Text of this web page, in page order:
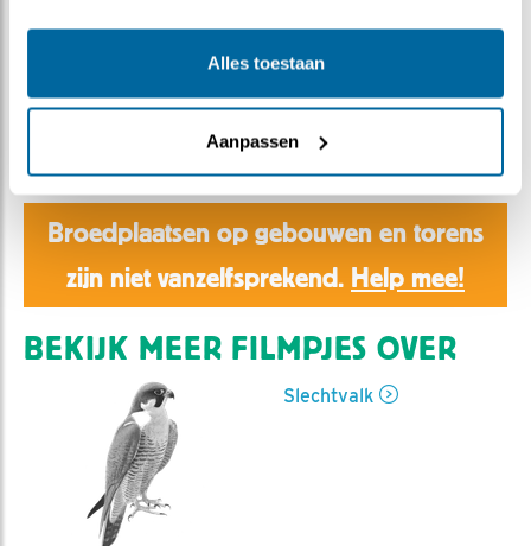
Alles toestaan
Aanpassen
Eten in overvloed
Aaltje | Geplaatst op 28 april 2020, 22:51 |
leuk| Bewaar dit filmpje| 939x
Broedplaatsen op gebouwen en torens
zijn niet vanzelfsprekend. Help mee!
BEKIJK MEER FILMPJES OVER
Slechtvalk